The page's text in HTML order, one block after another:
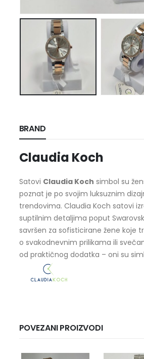
BRAND
Claudia Koch
Satovi Claudia Koch simbol su
poznat je po svojim luksuznim
trendovima. Claudia Koch satovi
suptilnim detaljima poput
savršen za sofisticirane žene koje
o svakodnevnim prilikama ili
od praktičnog dodatka – oni su
POVEZANI PROIZVODI